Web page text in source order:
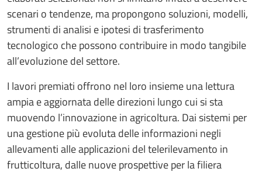
scenari o tendenze, ma propongono soluzioni, modelli,
strumenti di analisi e ipotesi di trasferimento
tecnologico che possono contribuire in modo tangibile
all’evoluzione del settore.
I lavori premiati offrono nel loro insieme una lettura
ampia e aggiornata delle direzioni lungo cui si sta
muovendo l’innovazione in agricoltura. Dai sistemi per
una gestione più evoluta delle informazioni negli
allevamenti alle applicazioni del telerilevamento in
frutticoltura, dalle nuove prospettive per la filiera